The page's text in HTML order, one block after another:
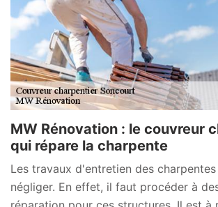
MW Rénovation : le couvreur
qui répare la charpente
Les travaux d'entretien des
négliger. En effet, il faut procéder à